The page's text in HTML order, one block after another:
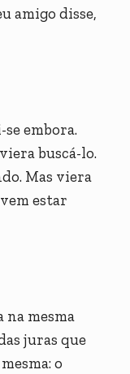
amigo disse,
embora.
buscá-lo.
Mas viera
estar
na mesma
juras que
o